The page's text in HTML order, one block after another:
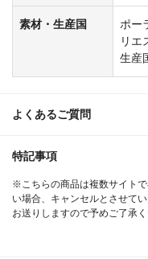
素材・生産国
ポー
リエ
生産
よくあるご質問
特記事項
※こちらの商品は複数サイト
い場合、キャンセルとさせて
お送りしますので予めご了承く